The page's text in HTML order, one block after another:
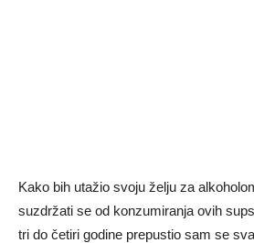
Kako bih utažio svoju želju za
suzdržati se od konzumiranja ovih
tri do četiri godine prepustio sam se